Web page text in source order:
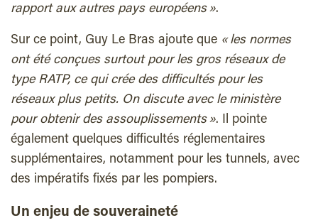
rapport aux autres pays européens ».
Sur ce point, Guy Le Bras ajoute que « les normes
ont été conçues surtout pour les gros réseaux de
type RATP, ce qui crée des difficultés pour les
réseaux plus petits. On discute avec le ministère
pour obtenir des assouplissements ». Il pointe
également quelques difficultés réglementaires
supplémentaires, notamment pour les tunnels, avec
des impératifs fixés par les pompiers.
Un enjeu de souveraineté